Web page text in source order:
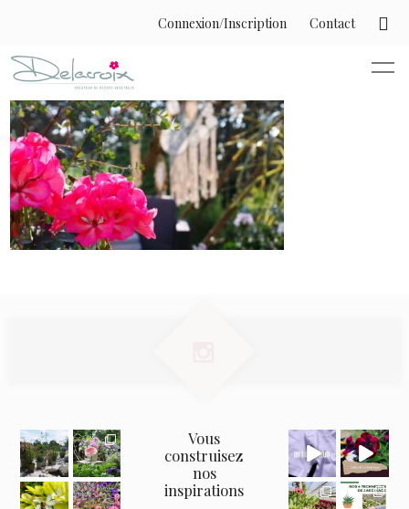
Connexion/Inscription Contact
Vous
construisez
nos
inspirations